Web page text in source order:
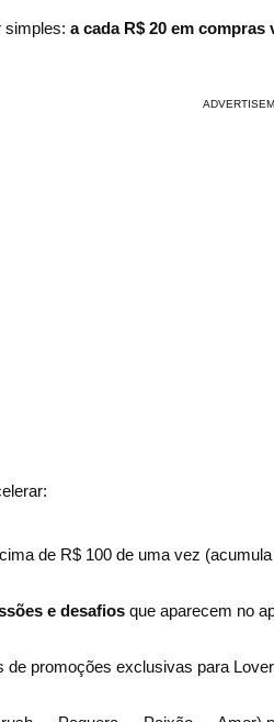
simples: a cada R$ 20 em compras
de R$ 100 de uma vez
e desafios que aparecem no
de promoções exclusivas para